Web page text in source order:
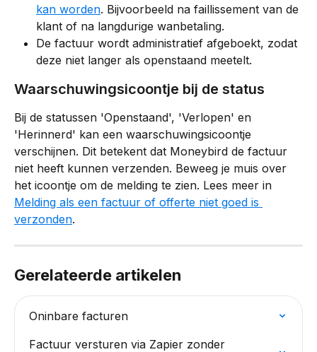
kan worden. Bijvoorbeeld na faillissement van de
klant of na langdurige wanbetaling.
De factuur wordt administratief afgeboekt, zodat
deze niet langer als openstaand meetelt.
Waarschuwingsicoontje bij de status
Bij de statussen 'Openstaand', 'Verlopen' en
'Herinnerd' kan een waarschuwingsicoontje
verschijnen. Dit betekent dat Moneybird de factuur
niet heeft kunnen verzenden. Beweeg je muis over
het icoontje om de melding te zien. Lees meer in
Melding als een factuur of offerte niet goed is
verzonden.
Gerelateerde artikelen
Oninbare facturen
Factuur versturen via Zapier zonder